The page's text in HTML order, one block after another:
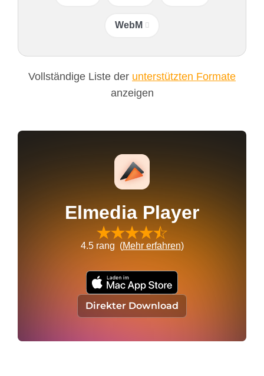
WebM
Vollständige Liste der unterstützten Formate
anzeigen
Elmedia Player
4.5rang (Mehr erfahren)
Direkter Download